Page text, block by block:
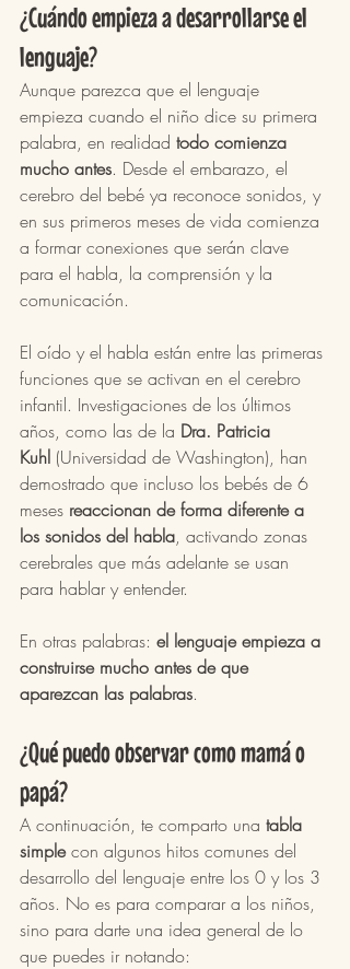
¿Cuándo empieza a desarrollarse el
lenguaje?
Aunque parezca que el lenguaje
empieza cuando el niño dice su primera
palabra, en realidad todo comienza
mucho antes. Desde el embarazo, el
cerebro del bebé ya reconoce sonidos, y
en sus primeros meses de vida comienza
a formar conexiones que serán clave
para el habla, la comprensión y la
comunicación.
El oído y el habla están entre las primeras
funciones que se activan en el cerebro
infantil. Investigaciones de los últimos
años, como las de la Dra. Patricia
Kuhl (Universidad de Washington), han
demostrado que incluso los bebés de 6
meses reaccionan de forma diferente a
los sonidos del habla, activando zonas
cerebrales que más adelante se usan
para hablar y entender.
En otras palabras: el lenguaje empieza a
construirse mucho antes de que
aparezcan las palabras.
¿Qué puedo observar como mamá o
papá?
A continuación, te comparto una tabla
simple con algunos hitos comunes del
desarrollo del lenguaje entre los 0 y los 3
años. No es para comparar a los niños,
sino para darte una idea general de lo
que puedes ir notando: